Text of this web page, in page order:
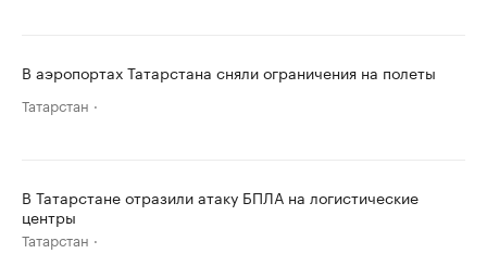
В аэропортах Татарстана сняли ограничения на полеты
Татарстан
В Татарстане отразили атаку БПЛА на логистические
центры
Татарстан